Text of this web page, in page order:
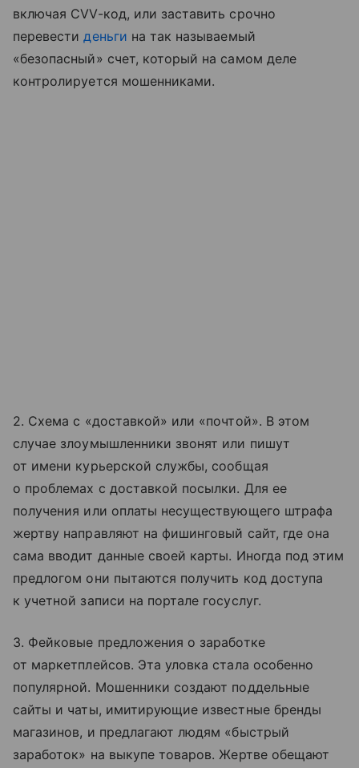
включая CVV-код, или заставить срочно
перевестиденьги на так называемый
«безопасный» счет, который на самом деле
контролируется мошенниками.
2. Схема с «доставкой» или «почтой». В этом
случае злоумышленники звонят или пишут
от имени курьерской службы, сообщая
о проблемах с доставкой посылки. Для ее
получения или оплаты несуществующего штрафа
жертву направляют на фишинговый сайт, где она
сама вводит данные своей карты. Иногда под этим
предлогом они пытаются получить код доступа
к учетной записи на портале госуслуг.
3. Фейковые предложения о заработке
от маркетплейсов. Эта уловка стала особенно
популярной. Мошенники создают поддельные
сайты и чаты, имитирующие известные бренды
магазинов, и предлагают людям «быстрый
заработок» на выкупе товаров. Жертве обещают